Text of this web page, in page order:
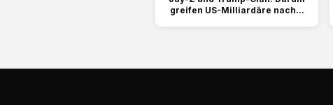
greifen US-Milliardäre nach...